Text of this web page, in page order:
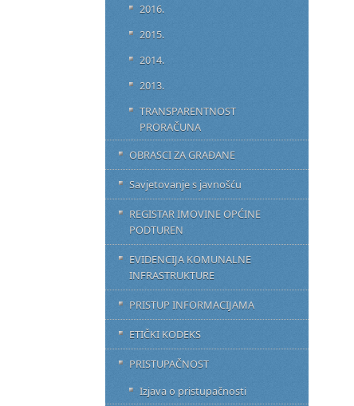
2016.
2015.
2014.
2013.
TRANSPARENTNOST
PRORAČUNA
OBRASCI ZA GRAĐANE
Savjetovanje s javnošću
REGISTAR IMOVINE OPĆINE
PODTUREN
EVIDENCIJA KOMUNALNE
INFRASTRUKTURE
PRISTUP INFORMACIJAMA
ETIČKI KODEKS
PRISTUPAČNOST
Izjava o pristupačnosti